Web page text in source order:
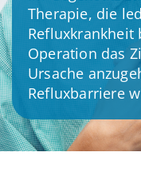
Therapie, die
Refluxkrankheit
Operation das
Ursache
Refluxbarriere